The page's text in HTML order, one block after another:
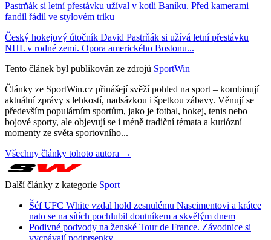
Pastrňák si letní přestávku užíval v kotli Baníku. Před kamerami
fandil řádil ve stylovém triku
Český hokejový útočník David Pastrňák si užívá letní přestávku
NHL v rodné zemi. Opora amerického Bostonu...
Tento článek byl publikován ze zdrojů SportWin
Články ze SportWin.cz přinášejí svěží pohled na sport – kombinují
aktuální zprávy s lehkostí, nadsázkou i špetkou zábavy. Věnují se
především populárním sportům, jako je fotbal, hokej, tenis nebo
bojové sporty, ale objevují se i méně tradiční témata a kuriózní
momenty ze světa sportovního...
Všechny články tohoto autora →
Další články z kategorie Sport
Šéf UFC White vzdal hold zesnulému Nascimentovi a krátce
nato se na sítích pochlubil doutníkem a skvělým dnem
Podivné podvody na ženské Tour de France. Závodnice si